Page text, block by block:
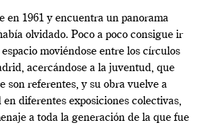
en 1961 y encuentra un panorama
olvidado. Poco a poco consigue ir
moviéndose entre los círculos
acercándose a la juventud, que
son referentes, y su obra vuelve a
diferentes exposiciones colectivas,
a toda la generación de la que fue